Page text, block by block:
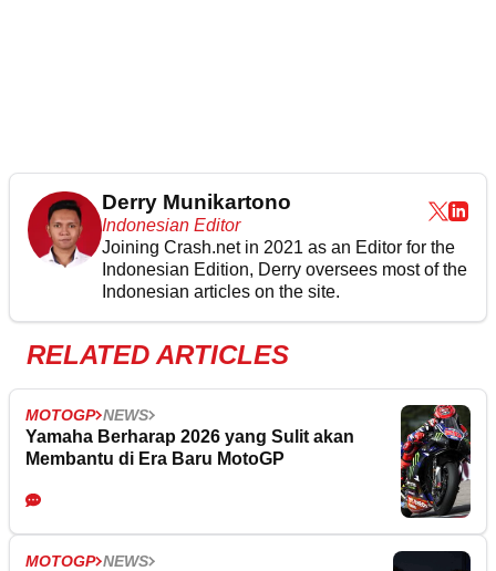
Derry Munikartono
Indonesian Editor
Joining Crash.net in 2021 as an Editor for the
Indonesian Edition, Derry oversees most of the
Indonesian articles on the site.
RELATED ARTICLES
MOTOGP NEWS
Yamaha Berharap 2026 yang Sulit akan
Membantu di Era Baru MotoGP
MOTOGP NEWS